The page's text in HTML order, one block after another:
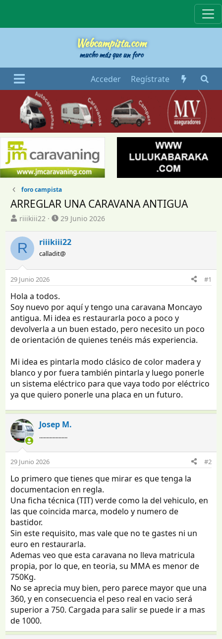
Webcampista.com
mucho más que un foro
Acceder Regístrate
foro campista
ARREGLAR UNA CARAVANA ANTIGUA
I
i
c
i
a
o
r
e
l
t
e
a
riiikiii22
F
h
a
i
c
i
o
29 Junio 2026
R riiikiii22
calladit@
29 Junio 2026 #1
Hola a todos.
Soy nuevo por aquí y tengo una caravana Moncayo
antigua. Mi idea es restaurarla poco a poco y
devolverla a un buen estado, pero necesito un poco
de orientación de quienes tenéis más experiencia.
Mi idea es pintarla modo clásico de color madera y
blanco y por fuera también pintarla y luego ponerle
un sistema eléctrico para que vaya todo por eléctrico
ya que quiero ponerle una placa en un futuro.
Josep M.
...................
29 Junio 2026 #2
Lo primero que tienes que mirar es que tenga la
documentacion en regla.
Una ficha técnica (TIT) verde como la del vehiculo, en
las que coincida marca, modelo y numero de
bastidor.
Sin este requisito, mas vale que no te gastes ni un
euro en restaurarla.
Ademas veo que esta caravana no lleva matricula
propia, por lo que, en teoria, su MMA es menor de
750Kg.
No se aprecia muy bien, pero parece mayor que una
360, y en consecuencia el peso real en vacio será
superior a 750. Cargada para salir se puede ir a mas
de 1000.